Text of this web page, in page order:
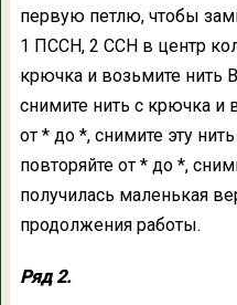
первую петлю, чтобы
1 ПССН, 2 ССН в центр
крючка и возьмите нить
снимите нить с крючка и
от * до *, снимите эту
повторяйте от * до *,
получилась маленькая
продолжения работы.
Ряд 2.